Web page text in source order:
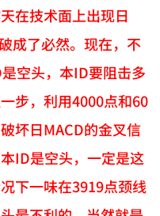
在技术面上出现日
成了必然。现在，不
空头，本ID要阻击多
步，利用4000点和60
坏日MACD的金叉信
ID是空头，一定是这
下一味在3919点颈线